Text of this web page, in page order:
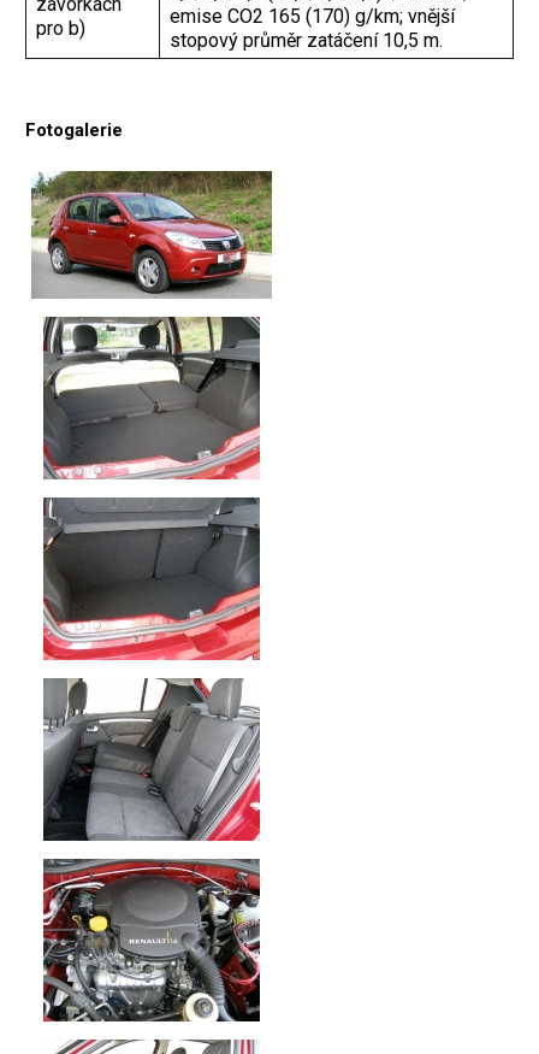
pro b)
emise CO2 165 (170) g/km; vnější
stopový průměr zatáčení 10,5 m.
Fotogalerie